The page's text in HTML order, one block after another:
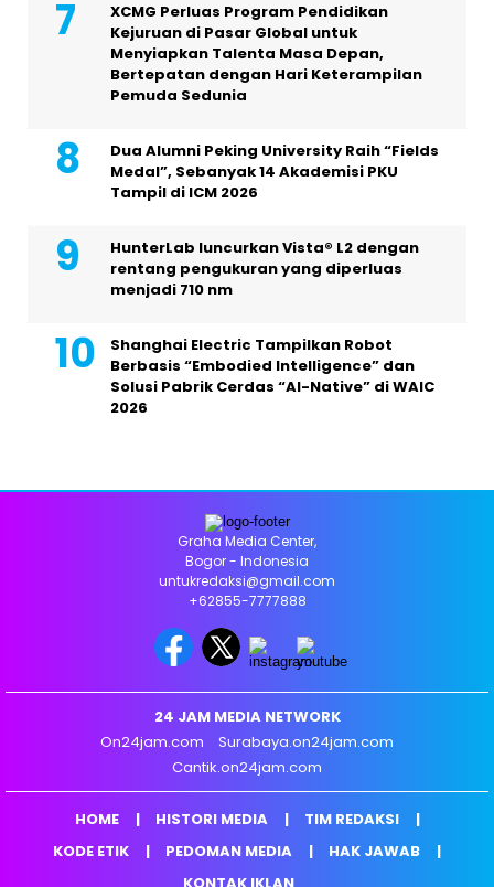
XCMG Perluas Program Pendidikan
Kejuruan di Pasar Global untuk
Menyiapkan Talenta Masa Depan,
Bertepatan dengan Hari Keterampilan
Pemuda Sedunia
Dua Alumni Peking University Raih “Fields
Medal”, Sebanyak 14 Akademisi PKU
Tampil di ICM 2026
HunterLab luncurkan Vista® L2 dengan
rentang pengukuran yang diperluas
menjadi 710 nm
Shanghai Electric Tampilkan Robot
Berbasis “Embodied Intelligence” dan
Solusi Pabrik Cerdas “AI-Native” di WAIC
2026
Graha Media Center,
Bogor - Indonesia
untukredaksi@gmail.com
+62855-7777888
24 JAM MEDIA NETWORK
On24jam.com
Surabaya.on24jam.com
Cantik.on24jam.com
HOME HISTORI MEDIA
TIM REDAKSI
KODE ETIK
PEDOMAN MEDIA
HAK JAWAB